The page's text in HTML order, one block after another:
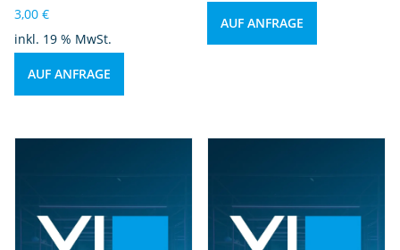
3,00 €
inkl. 19 % MwSt.
AUF ANFRAGE
AUF ANFRAGE